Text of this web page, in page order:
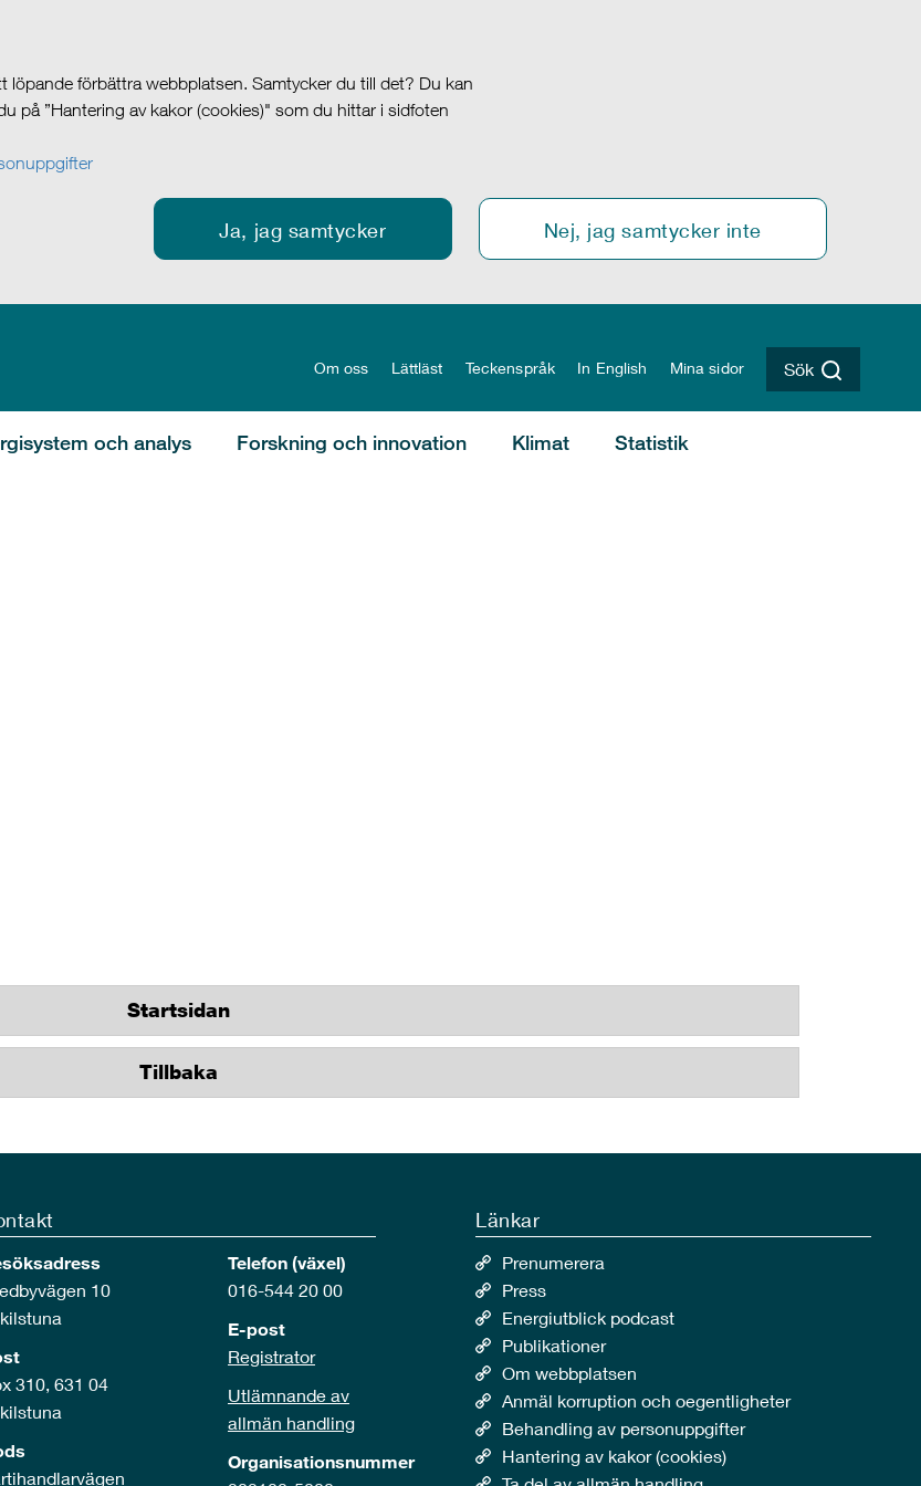
löpande förbättra webbplatsen. Samtycker du till det? Du kan
på ”Hantering av kakor (cookies)" som du hittar i sidfoten
Ja, jag samtycker Nej, jag samtycker inte
Om oss Lättläst Teckenspråk In English Mina sidor Sök
och analys Forskning och innovation Klimat Statistik
Startsidan
Tillbaka
10
310, 631 04
Telefon (växel)
016-544 20 00
E-post
Registrator
Utlämnande av
allmän handling
Organisationsnummer
Länkar
Prenumerera
Press
Energiutblick podcast
Publikationer
Om webbplatsen
Anmäl korruption och oegentligheter
Behandling av personuppgifter
Hantering av kakor (cookies)